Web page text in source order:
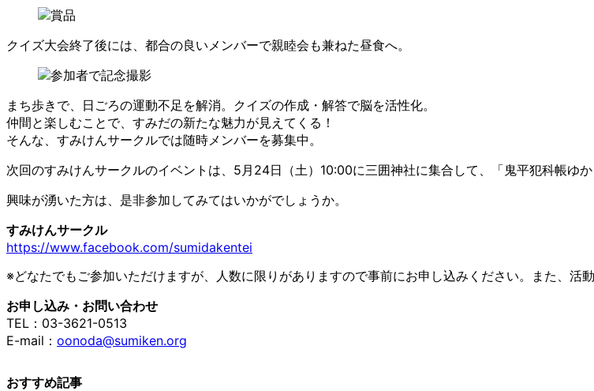
クイズ大会終了後には、都合の良いメンバーで親睦会も兼ねた昼食へ。
まち歩きで、日ごろの運動不足を解消。クイズの作成・解答で脳を活性化。
仲間と楽しむことで、すみだの新たな魅力が見えてくる！
そんな、すみけんサークルでは随時メンバーを募集中。
次回のすみけんサークルのイベントは、5月24日（土）10:00に三囲神社に集合して、「鬼平犯科帳ゆ
興味が湧いた方は、是非参加してみてはいかがでしょうか。
すみけんサークル
https://www.facebook.com/sumidakentei
※どなたでもご参加いただけますが、人数に限りがありますので事前にお申し込みください。また、活
お申し込み・お問い合わせ
TEL：03-3621-0513
E-mail： oonoda@sumiken.org
おすすめ記事